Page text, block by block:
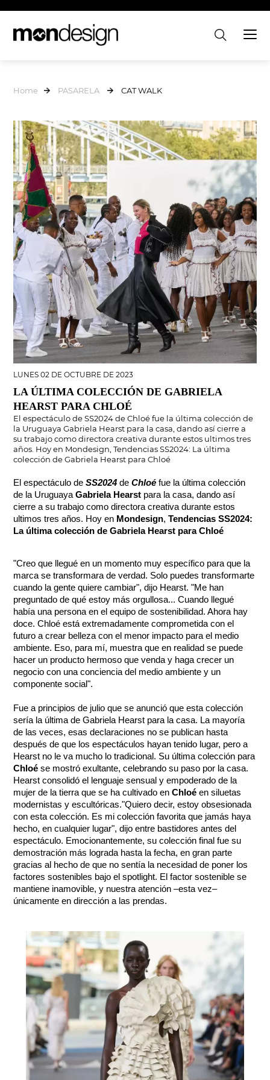
Home PASARELA CAT WALK
LUNES 02 DE OCTUBRE DE 2023
LA ÚLTIMA COLECCIÓN DE GABRIELA
HEARST PARA CHLOÉ
El espectáculo de SS2024 de Chloé fue la última colección de
la Uruguaya Gabriela Hearst para la casa, dando así cierre a
su trabajo como directora creativa durante estos ultimos tres
años. Hoy en Mondesign, Tendencias SS2024: La última
colección de Gabriela Hearst para Chloé
El espectáculo de SS2024 de Chloé fue la última colección
de la Uruguaya Gabriela Hearst para la casa, dando así
cierre a su trabajo como directora creativa durante estos
ultimos tres años. Hoy en Mondesign, Tendencias SS2024:
La última colección de Gabriela Hearst para Chloé
"Creo que llegué en un momento muy específico para que la
marca se transformara de verdad. Solo puedes transformarte
cuando la gente quiere cambiar", dijo Hearst. "Me han
preguntado de qué estoy más orgullosa... Cuando llegué
había una persona en el equipo de sostenibilidad. Ahora hay
doce. Chloé está extremadamente comprometida con el
futuro a crear belleza con el menor impacto para el medio
ambiente. Eso, para mí, muestra que en realidad se puede
hacer un producto hermoso que venda y haga crecer un
negocio con una conciencia del medio ambiente y un
componente social".
Fue a principios de julio que se anunció que esta colección
sería la última de Gabriela Hearst para la casa. La mayoría
de las veces, esas declaraciones no se publican hasta
después de que los espectáculos hayan tenido lugar, pero a
Chloé se mostró exultante, celebrando su paso por la casa.
Hearst consolidó el lenguaje sensual y empoderado de la
mujer de la tierra que se ha cultivado en Chloé en siluetas
modernistas y escultóricas."Quiero decir, estoy obsesionada
con esta colección. Es mi colección favorita que jamás haya
hecho, en cualquier lugar", dijo entre bastidores antes del
espectáculo. Emocionantemente, su colección final fue su
demostración más lograda hasta la fecha, en gran parte
gracias al hecho de que no sentía la necesidad de poner los
factores sostenibles bajo el spotlight. El factor sostenible se
mantiene inamovible, y nuestra atención –esta vez–
únicamente en dirección a las prendas.